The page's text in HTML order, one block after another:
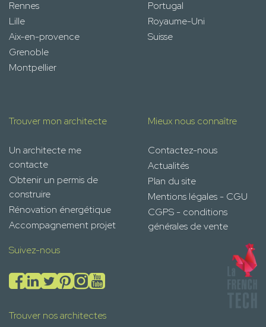
Rennes
Lille
Aix-en-provence
Grenoble
Montpellier
Portugal
Royaume-Uni
Suisse
Trouver mon architecte
Un architecte me
contacte
Obtenir un permis de
construire
Rénovation énergétique
Accompagnement projet
Mieux nous connaître
Contactez-nous
Actualités
Plan du site
Mentions légales - CGU
CGPS - conditions
générales de vente
Suivez-nous
Trouver nos architectes